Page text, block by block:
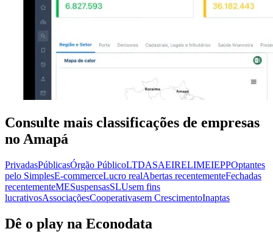
Consulte mais classificações de empresas
no Amapá
PrivadasPúblicasÓrgão PúblicoLTDASAEIRELIMEIEPPOptantes
pelo SimplesE-commerceLucro realAbertas recentementeFechadas
recentementeMESuspensasSLUsem fins
lucrativosAssociaçõesCooperativasem CrescimentoInaptas
Dê o play na Econodata